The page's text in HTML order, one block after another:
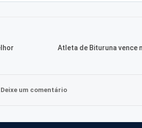
Atleta de Bituruna vence
um comentário